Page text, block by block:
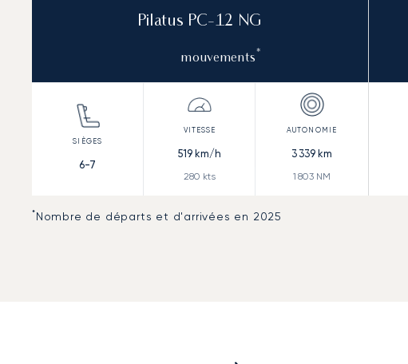
Pilatus PC-12 NG
mouvements *
6-7
519km/h
280 kts
3 339 km
1 803 NM
*Nombre de départs et d'arrivées en 2025